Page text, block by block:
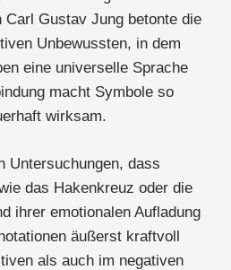
Gustav Jung betonte die
Unbewussten, in dem
eine universelle Sprache
macht Symbole so
wirksam.
Untersuchungen, dass
das Hakenkreuz oder die
ihrer emotionalen Aufladung
äußerst kraftvoll
als auch im negativen